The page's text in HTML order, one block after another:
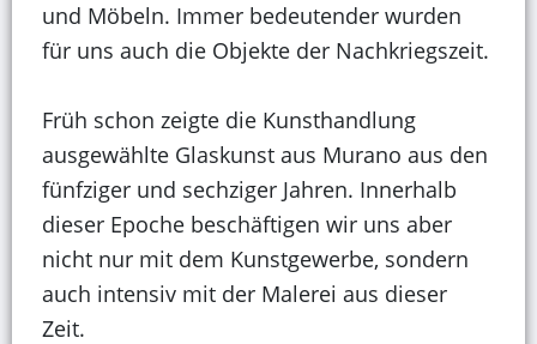
und Möbeln. Immer bedeutender wurden
für uns auch die Objekte der Nachkriegszeit.
Früh schon zeigte die Kunsthandlung
ausgewählte Glaskunst aus Murano aus den
fünfziger und sechziger Jahren. Innerhalb
dieser Epoche beschäftigen wir uns aber
nicht nur mit dem Kunstgewerbe, sondern
auch intensiv mit der Malerei aus dieser
Zeit.